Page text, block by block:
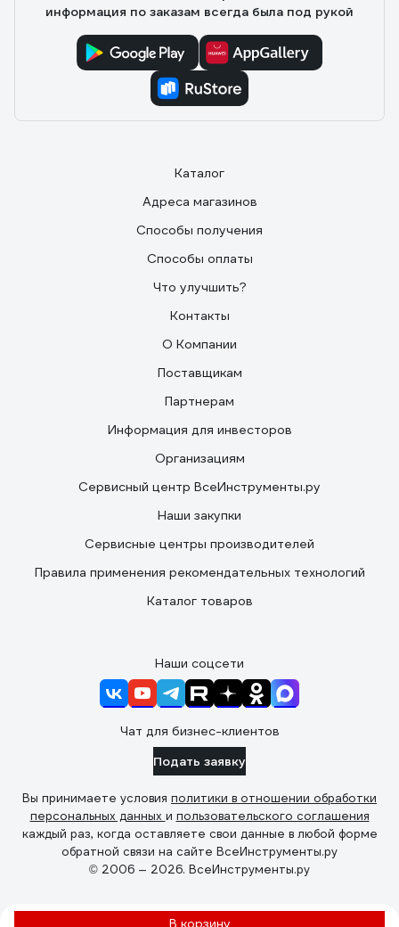
В корзину
информация по заказам всегда была под рукой
Каталог
Адреса магазинов
Способы получения
Способы оплаты
Что улучшить?
Контакты
О Компании
Поставщикам
Партнерам
Информация для инвесторов
Организациям
Сервисный центр ВсеИнструменты.ру
Наши закупки
Сервисные центры производителей
Правила применения рекомендательных технологий
Каталог товаров
Наши соцсети
Чат для бизнес-клиентов
Подать заявку
Вы принимаете условия политики в отношении обработки
персональных данных и пользовательского соглашения
каждый раз, когда оставляете свои данные в любой форме
обратной связи на сайте ВсеИнструменты.ру
© 2006 — 2026. ВсеИнструменты.ру